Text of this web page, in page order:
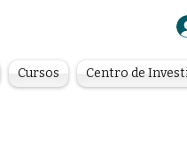
Cursos Centro de